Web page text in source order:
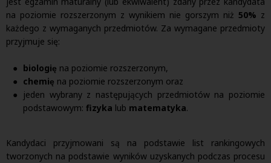
na poziomie rozszerzonym z wynikiem nie gorszym niż 50% z
każdego z wymaganych przedmiotów. Za wymagane przedmioty
przyjmuje się:
biologię na poziomie rozszerzonym,
chemię na poziomie rozszerzonym oraz
jeden wybrany z następujących przedmiotów na poziomie
podstawowym: fizyka lub matematyka.
Kandydaci przyjmowani są na podstawie list rankingowych
tworzonych na podstawie wyników uzyskanych podczas procesu